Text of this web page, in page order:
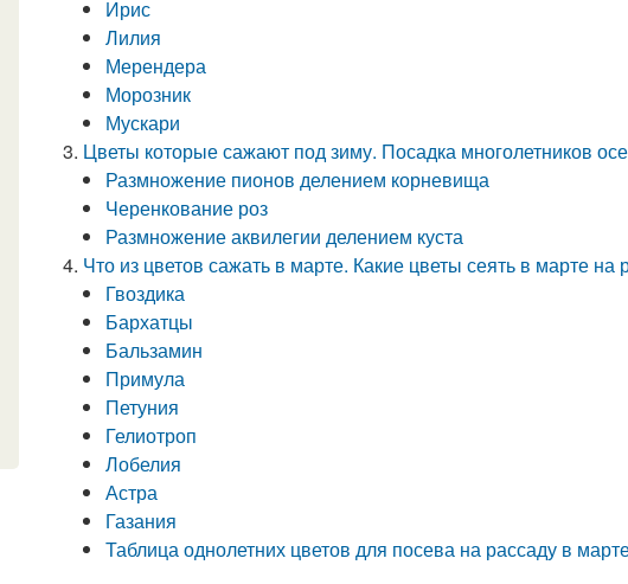
Ирис
Лилия
Мерендера
Морозник
Мускари
Цветы которые сажают под зиму. Посадка многолетников
Размножение пионов делением корневища
Черенкование роз
Размножение аквилегии делением куста
Что из цветов сажать в марте. Какие цветы сеять в марте на
Гвоздика
Бархатцы
Бальзамин
Примула
Петуния
Гелиотроп
Лобелия
Астра
Газания
Таблица однолетних цветов для посева на рассаду в